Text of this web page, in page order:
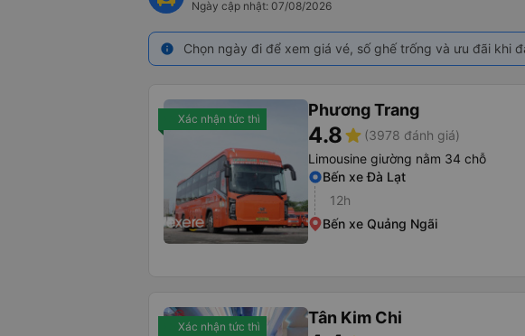
Ngày cập nhật: 07/08/2026
info Chọn ngày đi để xem giá vé, số ghế trống và ưu đãi khi
Xác nhận tức thì Phương Trang
4.8star (3978 đánh giá)
Limousine giường nằm 34 chỗ
Bến xe Đà Lạt
12h
Bến xe Quảng Ngãi
Xác nhận tức thì Tân Kim Chi